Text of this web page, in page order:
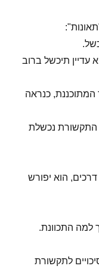
עדיין תיכשל ברוב
כנראה
נכשלת
הוא יפורש
לתקשורת